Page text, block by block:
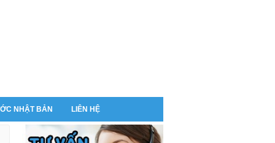
NHẬT BẢN LIÊN HỆ